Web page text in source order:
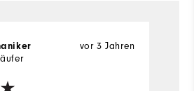
vor 3 Jahren